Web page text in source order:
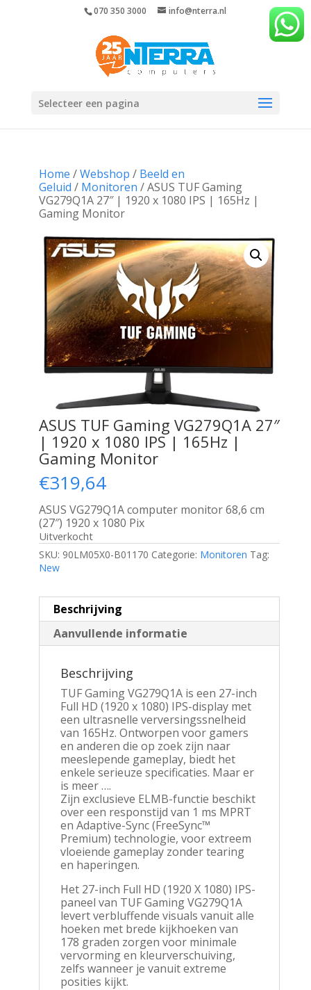
070 350 3000 info@nterra.nl
Selecteer een pagina
Home /Webshop / Beeld en
Geluid / Monitoren / ASUS TUF Gaming
VG279Q1A 27″ | 1920 x 1080 IPS | 165Hz |
Gaming Monitor
ASUS TUF Gaming VG279Q1A 27″
| 1920 x 1080 IPS | 165Hz |
Gaming Monitor
€319,64
ASUS VG279Q1A computer monitor 68,6 cm
(27″) 1920 x 1080 Pix
Uitverkocht
SKU: 90LM05X0-B01170 Categorie: Monitoren Tag:
New
Beschrijving
Aanvullende informatie
Beschrijving
TUF Gaming VG279Q1A is een 27-inch
Full HD (1920 x 1080) IPS-display met
een ultrasnelle verversingssnelheid
van 165Hz. Ontworpen voor gamers
en anderen die op zoek zijn naar
meeslepende gameplay, biedt het
enkele serieuze specificaties. Maar er
is meer ….
Zijn exclusieve ELMB-functie beschikt
over een responstijd van 1 ms MPRT
en Adaptive-Sync (FreeSync™
Premium) technologie, voor extreem
vloeiende gameplay zonder tearing
en haperingen.
Het 27-inch Full HD (1920 X 1080) IPS-
paneel van TUF Gaming VG279Q1A
levert verbluffende visuals vanuit alle
hoeken met brede kijkhoeken van
178 graden zorgen voor minimale
vervorming en kleurverschuiving,
zelfs wanneer je vanuit extreme
posities kijkt.